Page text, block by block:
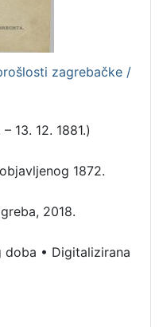
zagrebačke /
13. 12. 1881.)
1872.
2018.
doba • Digitalizirana